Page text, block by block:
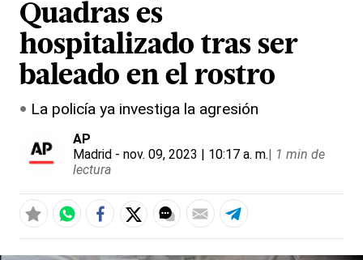
Quadras es
hospitalizado tras ser
baleado en el rostro
La policía ya investiga la agresión
AP
Madrid - nov. 09, 2023 | 10:17 a. m.| 1 min de
lectura